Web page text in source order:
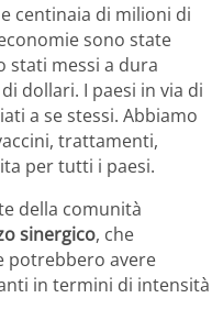
centinaia di milioni di
sono state
stati messi a dura
dollari. I paesi in via di
a se stessi. Abbiamo
trattamenti,
per tutti i paesi.
della comunità
sinergico, che
potrebbero avere
in termini di intensità